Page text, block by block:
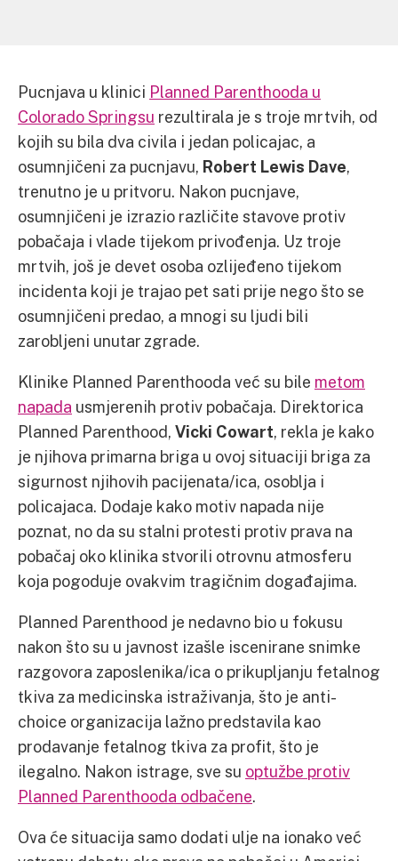
Pucnjava u klinici Planned Parenthooda u
Colorado Springsu rezultirala je s troje mrtvih, od
kojih su bila dva civila i jedan policajac, a
osumnjičeni za pucnjavu, Robert Lewis Dave,
trenutno je u pritvoru. Nakon pucnjave,
osumnjičeni je izrazio različite stavove protiv
pobačaja i vlade tijekom privođenja. Uz troje
mrtvih, još je devet osoba ozlijeđeno tijekom
incidenta koji je trajao pet sati prije nego što se
osumnjičeni predao, a mnogi su ljudi bili
zarobljeni unutar zgrade.
Klinike Planned Parenthooda već su bile metom
napada usmjerenih protiv pobačaja. Direktorica
Planned Parenthood, Vicki Cowart, rekla je kako
je njihova primarna briga u ovoj situaciji briga za
sigurnost njihovih pacijenata/ica, osoblja i
policajaca. Dodaje kako motiv napada nije
poznat, no da su stalni protesti protiv prava na
pobačaj oko klinika stvorili otrovnu atmosferu
koja pogoduje ovakvim tragičnim događajima.
Planned Parenthood je nedavno bio u fokusu
nakon što su u javnost izašle iscenirane snimke
razgovora zaposlenika/ica o prikupljanju fetalnog
tkiva za medicinska istraživanja, što je anti-
choice organizacija lažno predstavila kao
prodavanje fetalnog tkiva za profit, što je
ilegalno. Nakon istrage, sve su optužbe protiv
Planned Parenthooda odbačene.
Ova će situacija samo dodati ulje na ionako već